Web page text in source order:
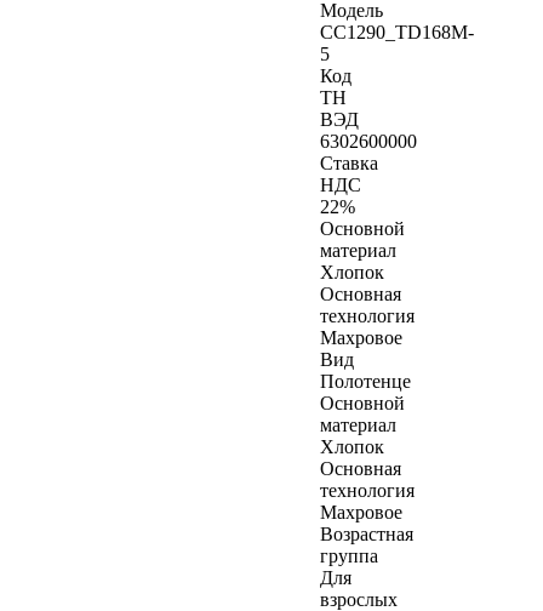
Модель
CC1290_TD168M-
5
Код
ТН
ВЭД
6302600000
Ставка
НДС
22%
Основной
материал
Хлопок
Основная
технология
Махровое
Вид
Полотенце
Основной
материал
Хлопок
Основная
технология
Махровое
Возрастная
группа
Для
взрослых